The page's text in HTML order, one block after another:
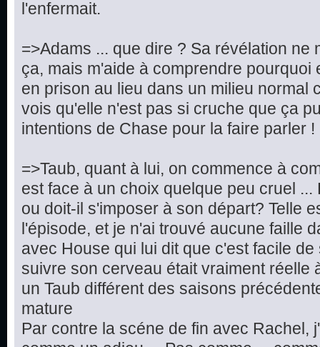
l'enfermait.
=>Adams ... que dire ? Sa révélation ne
ça, mais m'aide à comprendre
en prison au lieu dans un milieu normal
vois qu'elle n'est pas si cruche que ça
intentions de Chase pour la faire parler !
=>Taub, quant à lui, on commence à
est face à un choix quelque peu cruel
ou doit-il s'imposer à son départ? Telle
l'épisode, et je n'ai trouvé aucune faille
avec House qui lui dit que c'est facile
suivre son cerveau était vraiment réelle
un Taub différent des saisons
mature
Par contre la scéne de fin avec Rachel,